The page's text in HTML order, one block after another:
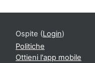
Ospite (Login)
Politiche
Ottieni l'app mobile